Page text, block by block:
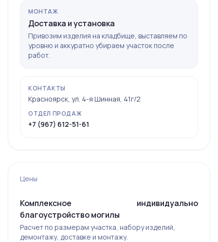
МОНТАЖ
Доставка и установка
Привозим изделия на кладбище, выставляем по
уровню и аккуратно убираем участок после
работ.
КОНТАКТЫ
Красноярск, ул. 4-я Шинная, 41г/2
ОТДЕЛ ПРОДАЖ
+7 (967) 612-51-61
Цены
Комплексное
благоустройство могилы
индивидуально
Расчет по размерам участка, набору изделий,
демонтажу, доставке и монтажу.